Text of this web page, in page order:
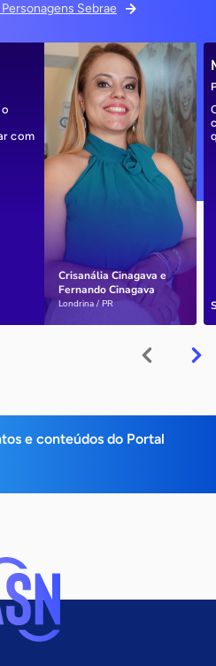
Sebrae
Crisanália Cinagava e
Fernando Cinagava
Londrina / PR
com
e conteúdos do Portal